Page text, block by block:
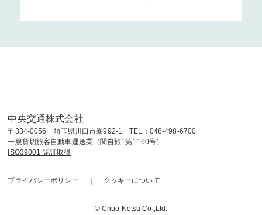
中央交通株式会社
〒334-0056 埼玉県川口市峯992-1 TEL：048-498-6700
一般貸切旅客自動車運送業（関自旅1第1160号）
ISO39001 認証取得
プライバシーポリシー クッキーについて
© Chuo-Kotsu Co.,Ltd.